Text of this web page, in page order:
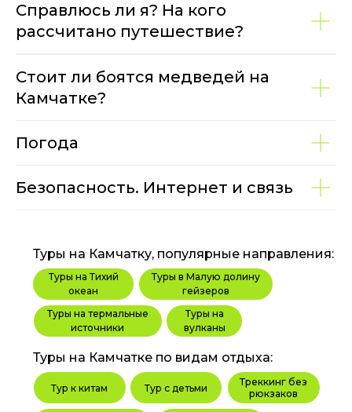
Справлюсь ли я? На кого
рассчитано путешествие?
Стоит ли боятся медведей на
Камчатке?
Погода
Безопасность. Интернет и связь
Туры на Тихий
океан
Туры на
вулканы
Туры в Малую долину
гейзеров
Туры на термальные
источники
Туры на Камчатку, популярные направления:
Треккинг без
рюкзаков
Тур к китам Тур с детьми
Туры на Камчатке по видам отдыха: